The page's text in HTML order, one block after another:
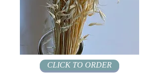
CLICK TO ORDER